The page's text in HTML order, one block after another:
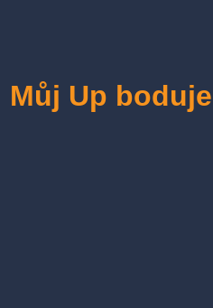
Můj Up